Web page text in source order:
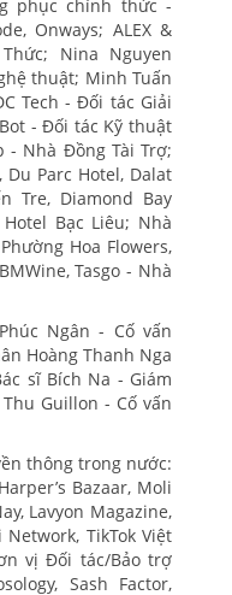
phục chính thức -
Onways; ALEX &
Nina Nguyen
thuật; Minh Tuấn
Tech - Đối tác Giải
- Đối tác Kỹ thuật
- Nhà Đồng Tài Trợ;
Parc Hotel, Dalat
Tre, Diamond Bay
Bạc Liêu; Nhà
Hoa Flowers,
Tasgo - Nhà
Ngân - Cố vấn
Hoàng Thanh Nga
sĩ Bích Na - Giám
Guillon - Cố vấn
thông trong nước:
Bazaar, Moli
Lavyon Magazine,
TikTok Việt
vị Đối tác/Bảo trợ
Sash Factor,